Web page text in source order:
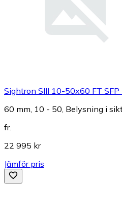
Sightron SIII 10-50x60 FT
60 mm, 10 - 50, Belysning i
fr.
22 995 kr
Jämför pris